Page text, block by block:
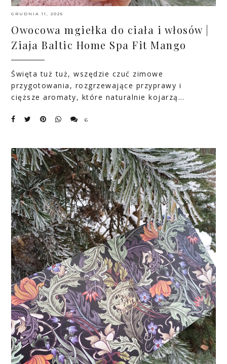
GRUDNIA 11, 2025
Owocowa mgiełka do ciała i włosów |
Ziaja Baltic Home Spa Fit Mango
Święta tuż tuż, wszędzie czuć zimowe
przygotowania, rozgrzewające przyprawy i
cięższe aromaty, które naturalnie kojarzą…
6